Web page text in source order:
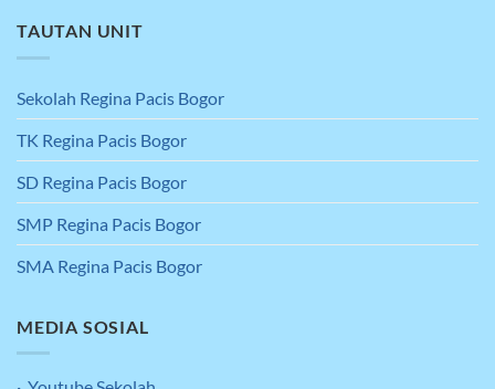
TAUTAN UNIT
Sekolah Regina Pacis Bogor
TK Regina Pacis Bogor
SD Regina Pacis Bogor
SMP Regina Pacis Bogor
SMA Regina Pacis Bogor
MEDIA SOSIAL